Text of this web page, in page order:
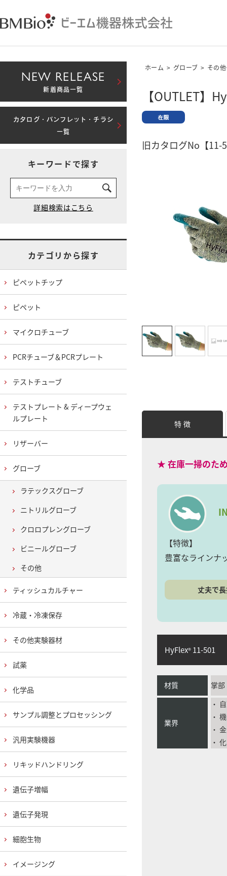
ホーム > グローブ > その
【OUTLET】
旧カタログNo【11-
特 徴
★ 在庫一掃のた
【特徴】
豊富なラインナ
丈夫で
HyFlex® 11-501
材質 掌
業界
・
・
・
・
NEW RELEASE
新着商品一覧
カタログ・パンフレット・チラシ
一覧
キーワードで探す
カテゴリから探す
ピペットチップ
ピペット
マイクロチューブ
PCRチューブ＆PCRプレート
テストチューブ
テストプレート & ディープウェ
ルプレート
リザーバー
グローブ
ラテックスグローブ
ニトリルグローブ
クロロプレングローブ
ビニールグローブ
その他
ティッシュカルチャー
冷蔵・冷凍保存
その他実験器材
試薬
化学品
サンプル調整とプロセッシング
汎用実験機器
リキッドハンドリング
遺伝子増幅
遺伝子発現
細胞生物
イメージング